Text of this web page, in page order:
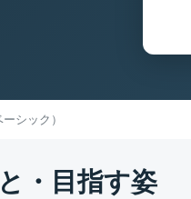
シック）
・目指す姿